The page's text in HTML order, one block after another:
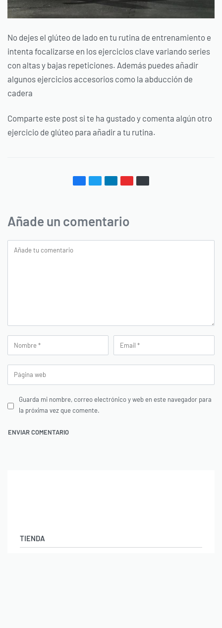
No dejes el glúteo de lado en tu rutina de entrenamiento e
intenta focalizarse en los ejercicios clave variando series
con altas y bajas repeticiones. Además puedes añadir
algunos ejercicios accesorios como la abducción de
cadera
Comparte este post si te ha gustado y comenta algún otro
ejercicio de glúteo para añadir a tu rutina.
Añade un comentario
Guarda mi nombre, correo electrónico y web en este navegador para
la próxima vez que comente.
TIENDA